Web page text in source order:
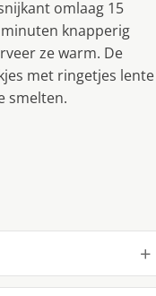
omlaag 15
knapperig
ze warm. De
met ringetjes lente
smelten.